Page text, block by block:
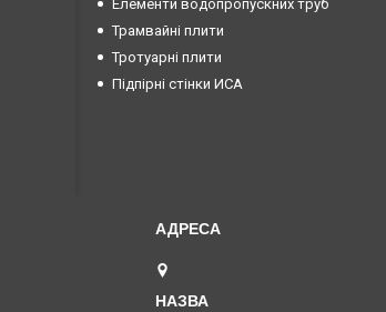
Елементи водопропускних труб
Трамвайні плити
Тротуарні плити
Підпірні стінки ИСА